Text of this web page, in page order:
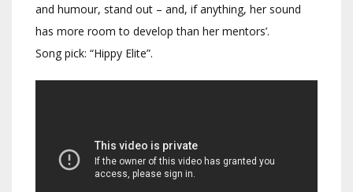
and humour, stand out – and, if anything, her sound
has more room to develop than her mentors’.
Song pick: “Hippy Elite”.